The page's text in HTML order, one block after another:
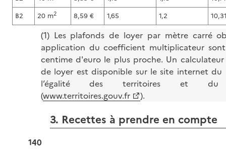
B2
20 m2 8,59 € 1,65 1,2
(1) Les plafonds de loyer par mètre carré
application du coefficient multiplicateur
centime d'euro le plus proche. Un
de loyer est disponible sur le site internet du
l’égalité des territoires et du
(www.territoires.gouv.fr ).
3. Recettes à prendre en compte
140